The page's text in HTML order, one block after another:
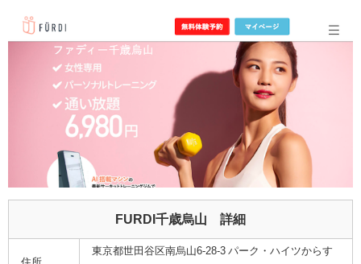
FURDI千歳烏山 詳細
東京都世⽥⾕区南烏⼭6-28-3 パーク・ハイツからす